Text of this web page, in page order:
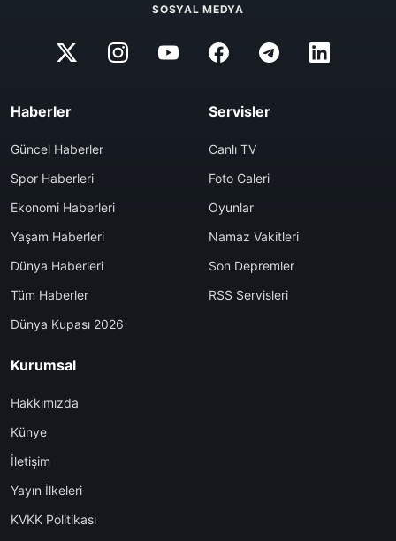
SOSYAL MEDYA
Haberler
Güncel Haberler
Spor Haberleri
Ekonomi Haberleri
Yaşam Haberleri
Dünya Haberleri
Tüm Haberler
Dünya Kupası 2026
Servisler
Canlı TV
Foto Galeri
Oyunlar
Namaz Vakitleri
Son Depremler
RSS Servisleri
Kurumsal
Hakkımızda
Künye
İletişim
Yayın İlkeleri
KVKK Politikası